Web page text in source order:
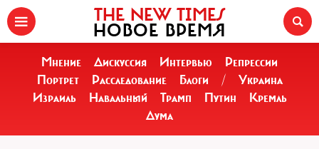
THE NEW TIMES
НОВОЕ ВРЕМЯ
Мнение Дискуссия Интервью
Репрессии
Портрет
Расследование Блоги /
Украина
Израиль
Навальный Трамп Путин
Кремль
Дума